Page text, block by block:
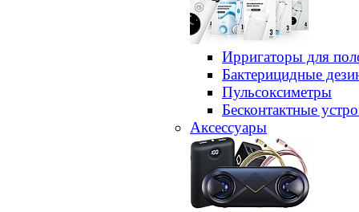
Ирригаторы для
Бактерицидные
Пульсоксиметры
Бесконтактные
Аксессуары